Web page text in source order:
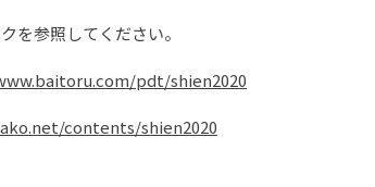
を参照してください。
pdt/shien2020
contents/shien2020